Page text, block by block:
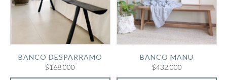
BANCO DESPARRAMO
$168.000
BANCO MANU
$432.000